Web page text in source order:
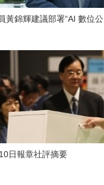
黃錦輝建議部署“AI 數位公
日報章社評摘要